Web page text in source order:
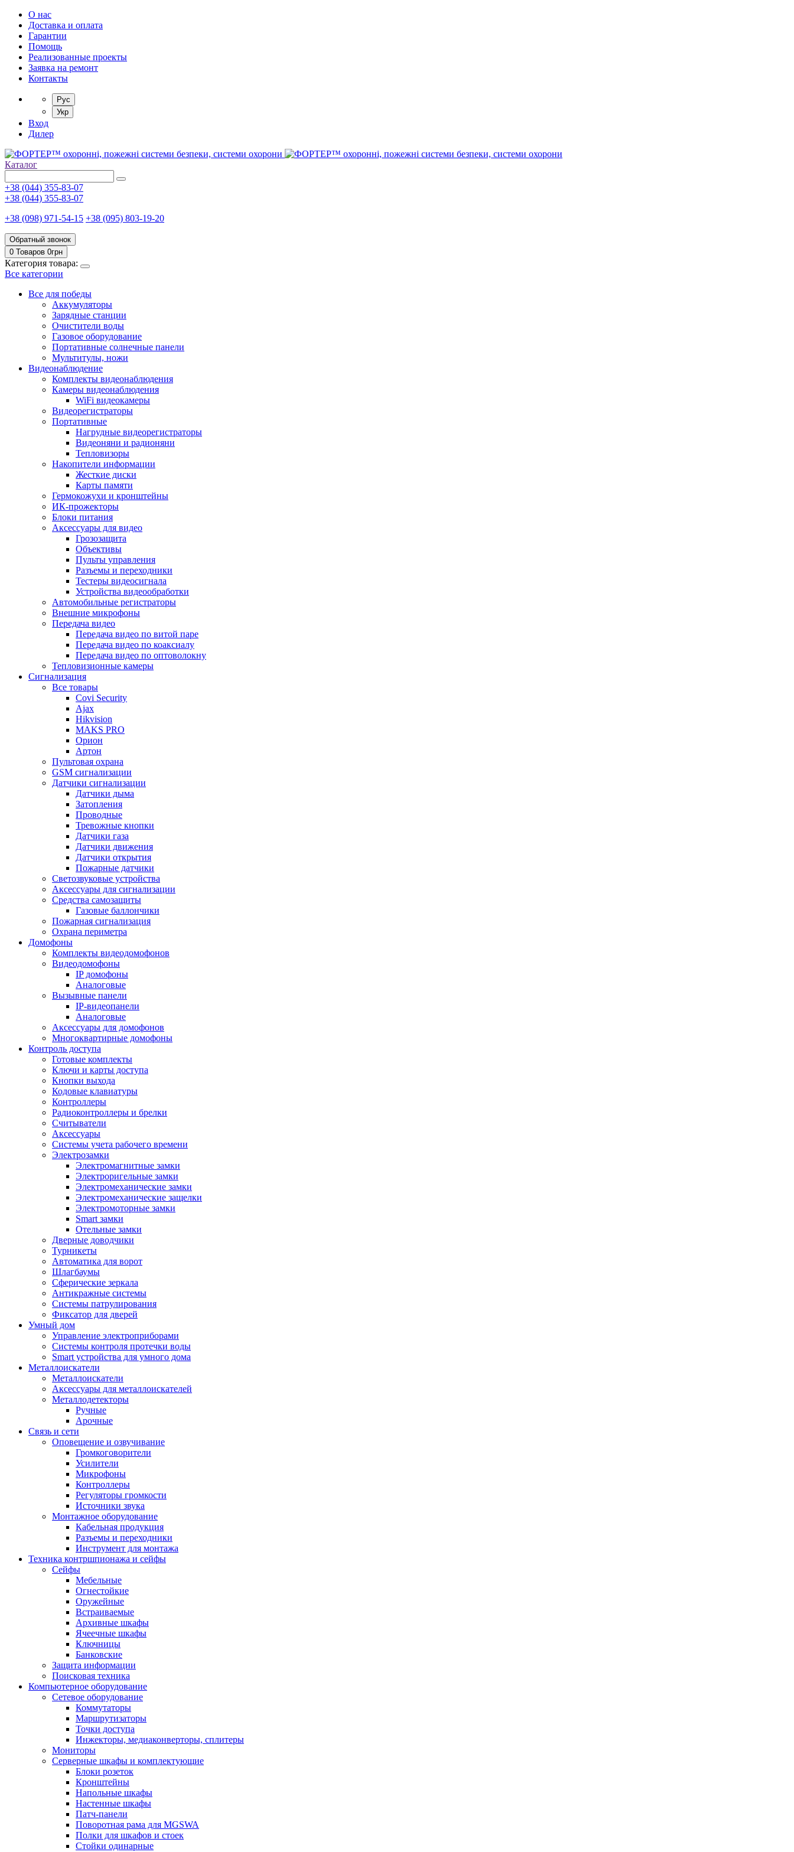
О нас
Доставка и оплата
Гарантии
Помощь
Реализованные проекты
Заявка на ремонт
Контакты
Рус
Укр
Вход
Дилер
Каталог
+38 (044) 355-83-07
+38 (044) 355-83-07
+38 (098) 971-54-15 +38 (095) 803-19-20
Обратный звонок
0 Товаров 0грн
Категория товара:
Все категории
Все для победы
Аккумуляторы
Зарядные станции
Очистители воды
Газовое оборудование
Портативные солнечные панели
Мультитулы, ножи
Видеонаблюдение
Комплекты видеонаблюдения
Камеры видеонаблюдения
WiFi видеокамеры
Видеорегистраторы
Портативные
Нагрудные видеорегистраторы
Видеоняни и радионяни
Тепловизоры
Накопители информации
Жесткие диски
Карты памяти
Гермокожухи и кронштейны
ИК-прожекторы
Блоки питания
Аксессуары для видео
Грозозащита
Объективы
Пульты управления
Разъемы и переходники
Тестеры видеосигнала
Устройства видеообработки
Автомобильные регистраторы
Внешние микрофоны
Передача видео
Передача видео по витой паре
Передача видео по коаксиалу
Передача видео по оптоволокну
Тепловизионные камеры
Сигнализация
Все товары
Covi Security
Ajax
Hikvision
MAKS PRO
Орион
Артон
Пультовая охрана
GSM сигнализации
Датчики сигнализации
Датчики дыма
Затопления
Проводные
Тревожные кнопки
Датчики газа
Датчики движения
Датчики открытия
Пожарные датчики
Светозвуковые устройства
Аксессуары для сигнализации
Средства самозащиты
Газовые баллончики
Пожарная сигнализация
Охрана периметра
Домофоны
Комплекты видеодомофонов
Видеодомофоны
IP домофоны
Аналоговые
Вызывные панели
IP-видеопанели
Аналоговые
Аксессуары для домофонов
Многоквартирные домофоны
Контроль доступа
Готовые комплекты
Ключи и карты доступа
Кнопки выхода
Кодовые клавиатуры
Контроллеры
Радиоконтроллеры и брелки
Считыватели
Аксессуары
Системы учета рабочего времени
Электрозамки
Электромагнитные замки
Электроригельные замки
Электромеханические замки
Электромеханические защелки
Электромоторные замки
Smart замки
Отельные замки
Дверные доводчики
Турникеты
Автоматика для ворот
Шлагбаумы
Сферические зеркала
Антикражные системы
Системы патрулирования
Фиксатор для дверей
Умный дом
Управление электроприборами
Системы контроля протечки воды
Smart устройства для умного дома
Металлоискатели
Металлоискатели
Аксессуары для металлоискателей
Металлодетекторы
Ручные
Арочные
Связь и сети
Оповещение и озвучивание
Громкоговорители
Усилители
Микрофоны
Контроллеры
Регуляторы громкости
Источники звука
Монтажное оборудование
Кабельная продукция
Разъемы и переходники
Инструмент для монтажа
Техника контршпионажа и сейфы
Сейфы
Мебельные
Огнестойкие
Оружейные
Встраиваемые
Архивные шкафы
Ячеечные шкафы
Ключницы
Банковские
Защита информации
Поисковая техника
Компьютерное оборудование
Сетевое оборудование
Коммутаторы
Маршрутизаторы
Точки доступа
Инжекторы, медиаконверторы, сплитеры
Мониторы
Серверные шкафы и комплектующие
Блоки розеток
Кронштейны
Напольные шкафы
Настенные шкафы
Патч-панели
Поворотная рама для MGSWA
Полки для шкафов и стоек
Стойки одинарные